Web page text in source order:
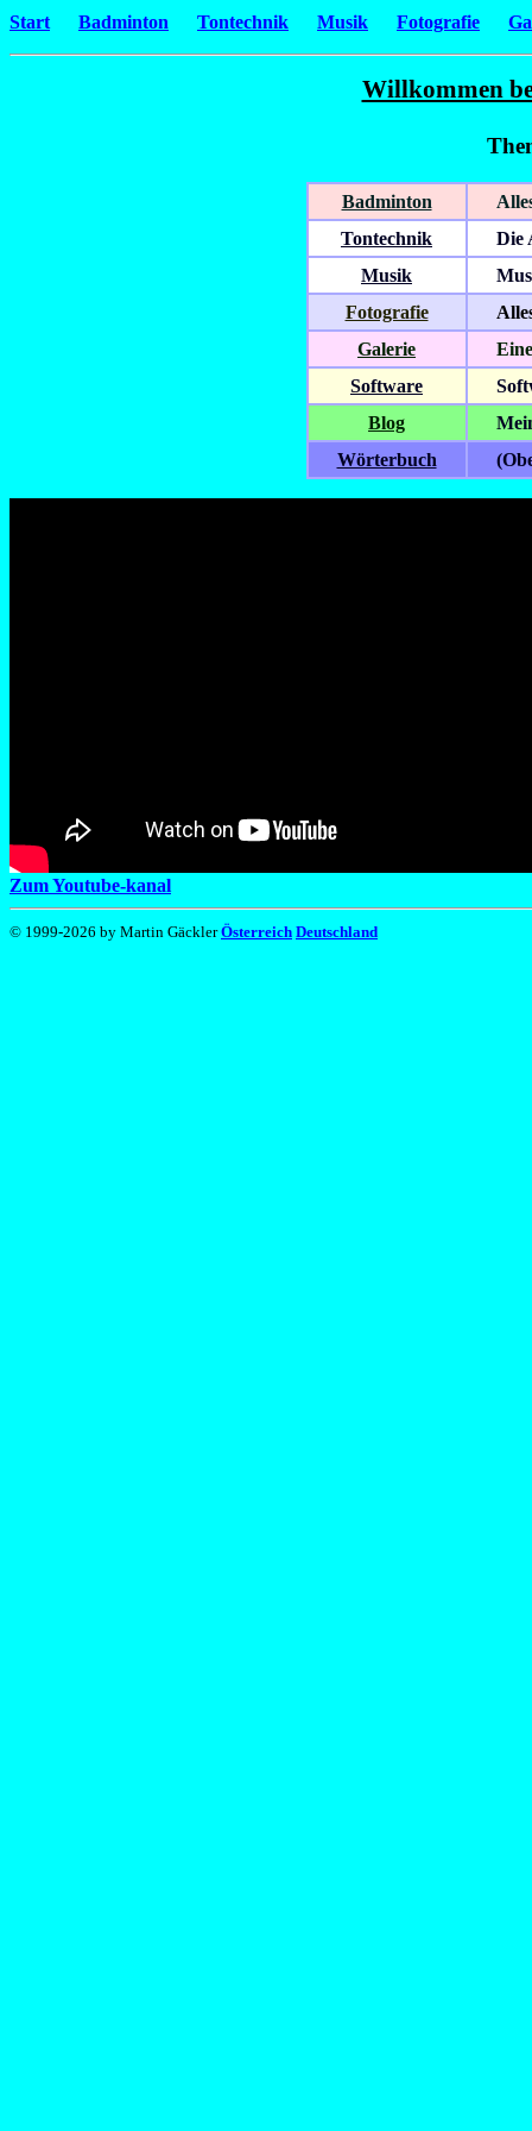
Start Badminton Tontechnik Musik Fotografie
Willkommen
Badminton
Tontechnik
Die
Musik
Fotografie
Galerie
Software
Blog
Wörterbuch
Zum Youtube-kanal
© 1999-2026 by Martin GäcklerÖsterreich Deutschland